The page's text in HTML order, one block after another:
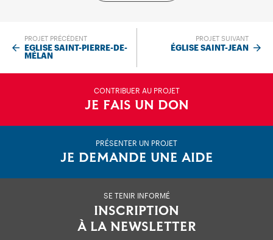
PROJET PRÉCÉDENT
EGLISE SAINT-PIERRE-DE-
MÉLAN
PROJET SUIVANT
ÉGLISE SAINT-JEAN
CONTRIBUER AU PROJET
JE FAIS UN DON
PRÉSENTER UN PROJET
JE DEMANDE UNE AIDE
SE TENIR INFORMÉ
INSCRIPTION
À LA NEWSLETTER